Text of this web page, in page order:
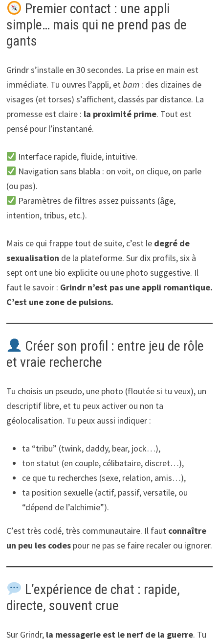
Premier contact : une appli
simple… mais qui ne prend pas de
gants
Grindr s’installe en 30 secondes. La prise en main est
immédiate. Tu ouvres l’appli, etbam: des dizaines de
visages (et torses) s’affichent, classés par distance. La
promesse est claire : la proximité prime. Tout est
pensé pour l’instantané.
Interface rapide, fluide, intuitive.
Navigation sans blabla : on voit, on clique, on parle
(ou pas).
Paramètres de filtres assez puissants (âge,
intention, tribus, etc.).
Mais ce qui frappe tout de suite, c’est le degré de
sexualisation de la plateforme. Sur dix profils, six à
sept ont une bio explicite ou une photo suggestive. Il
faut le savoir : Grindr n’est pas une appli romantique.
C’est une zone de pulsions.
Créer son profil : entre jeu de rôle
et vraie recherche
Tu choisis un pseudo, une photo (floutée si tu veux), un
descriptif libre, et tu peux activer ou non ta
géolocalisation. Tu peux aussi indiquer :
ta “tribu” (twink, daddy, bear, jock…),
ton statut (en couple, célibataire, discret…),
ce que tu recherches (sexe, relation, amis…),
ta position sexuelle (actif, passif, versatile, ou
“dépend de l’alchimie”).
C’est très codé, très communautaire. Il faut connaître
un peu les codespour ne pas se faire recaler ou ignorer.
L’expérience de chat : rapide,
directe, souvent crue
Sur Grindr, la messagerie est le nerf de la guerre. Tu